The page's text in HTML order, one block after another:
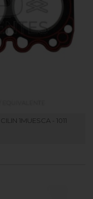
1MUESCA - 1011